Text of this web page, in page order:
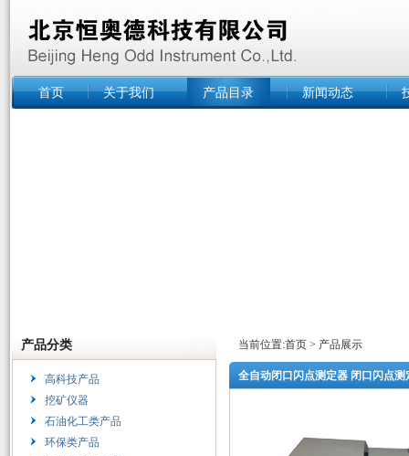
首页 关于我们 产品目录 新闻动态
产品分类
高科技产品
挖矿仪器
石油化工类产品
环保类产品
当前位置:首页 > 产品展示
全自动闭口闪点测定器 闭口闪点测